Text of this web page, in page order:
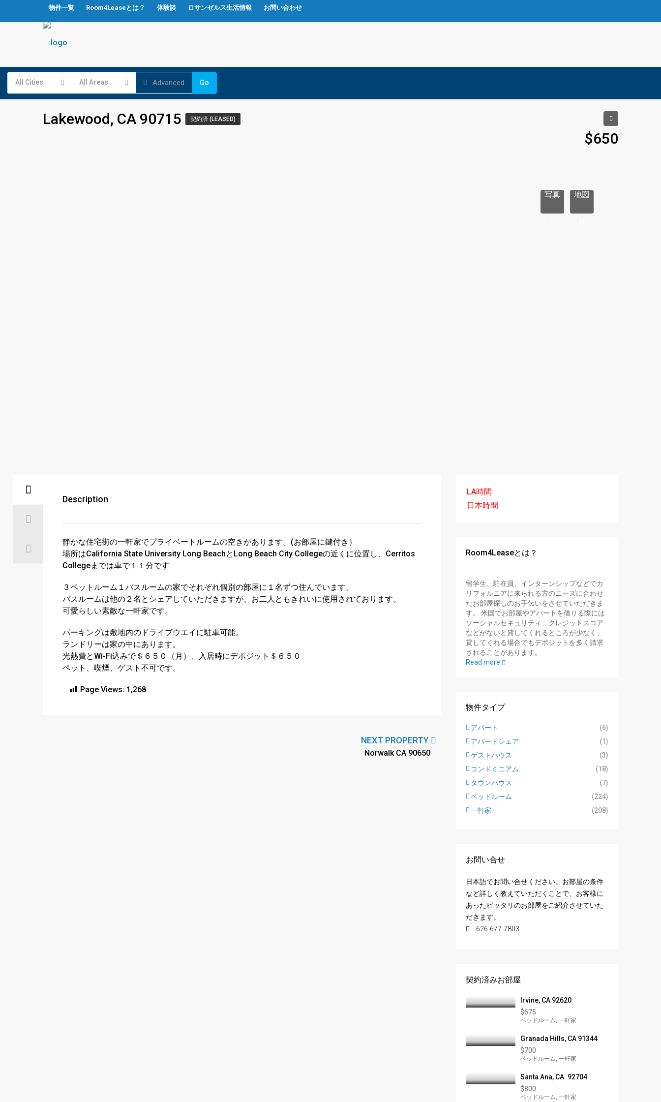
物件一覧 Room4Leaseとは？ 体験談 ロサンゼルス生活情報 お問い合わせ
All Cities All Areas Advanced Go
Lakewood, CA 90715 契約済 (LEASED)
$650
写真 地図
Description
静かな住宅街の一軒家でプライベートルームの空きがあります。(お部屋に鍵付き）
場所はCalifornia State University Long BeachとLong Beach City Collegeの近くに位置し、Cerritos
Collegeまでは車で１１分です
３ベットルーム１バスルームの家でそれぞれ個別の部屋に１名ずつ住んでいます。
バスルームは他の２名とシェアしていただきますが、 お二人ともきれいに使用されております。
可愛らしい素敵な一軒家です。
パーキングは敷地内のドライブウエイに駐車可能。
ランドリーは家の中にあります。
光熱費とWi-Fi込みで＄６５０（月）、入居時にデポジット＄ ６５０
ペット、喫煙、ゲスト不可です。
Page Views: 1,268
NEXT PROPERTY
Norwalk CA 90650
LA時間
日本時間
Room4Leaseとは？
留学生、駐在員、インターンシップなどでカ
リフォルニアに来られる方のニーズに合わせ
たお部屋探しのお手伝いをさせていただきま
す。 米国でお部屋やアパートを借りる際には
ソーシャルセキュリティ、クレジットスコア
などがないと貸してくれるところが少なく、
貸してくれる場合でもデポジットを多く請求
されることがあります。
Read more
物件タイプ
アパート
(6)
アパートシェア
(1)
ゲストハウス
(3)
コンドミニアム
(18)
タウンハウス
(7)
ベッドルーム
(224)
一軒家
(208)
お問い合せ
日本語でお問い合せください。お部屋の条件
など詳しく教えていただくことで、お客様に
あったピッタリのお部屋をご紹介させていた
だきます。
626-677-7803
契約済みお部屋
Irvine, CA 92620
$675
ベッドルーム, 一軒家
Granada Hills, CA 91344
$700
ベッドルーム, 一軒家
Santa Ana, CA. 92704
$800
ベッドルーム, 一軒家